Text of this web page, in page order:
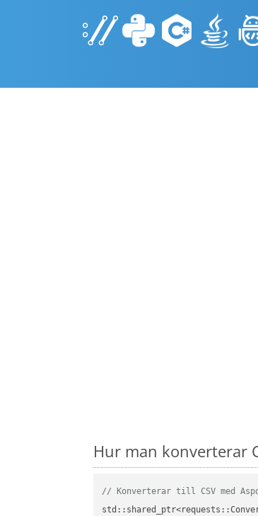
Hur man konverterar
// Konverterar till CSV med